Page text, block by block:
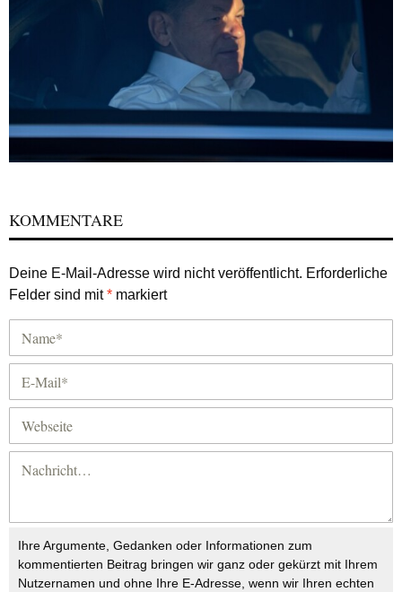
KOMMENTARE
Deine E-Mail-Adresse wird nicht veröffentlicht. Erforderliche
Felder sind mit* markiert
Ihre Argumente, Gedanken oder Informationen zum
kommentierten Beitrag bringen wir ganz oder gekürzt mit Ihrem
Nutzernamen und ohne Ihre E-Adresse, wenn wir Ihren echten